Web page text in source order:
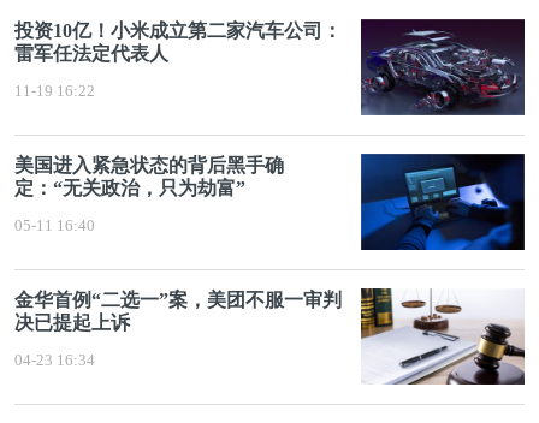
投资10亿！小米成立第二家汽车公司：
雷军任法定代表人
11-19 16:22
美国进入紧急状态的背后黑手确
定：“无关政治，只为劫富”
05-11 16:40
金华首例“二选一”案，美团不服一审判
决已提起上诉
04-23 16:34